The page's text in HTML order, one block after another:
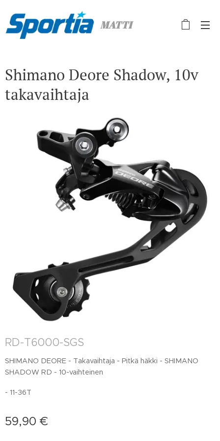
MATTI
Shimano Deore Shadow, 10v
takavaihtaja
RD-T6000-SGS
SHIMANO DEORE - Takavaihtaja - Pitkä häkki - SHIMANO
SHADOW RD - 10-vaihteinen
- 11-36T
59,90 €